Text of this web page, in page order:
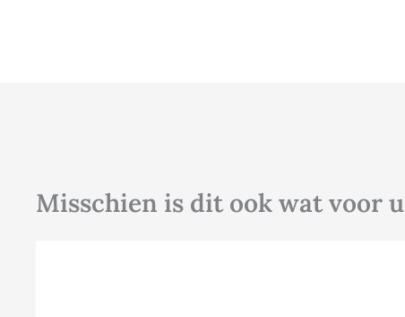
Misschien is dit ook wat voor u